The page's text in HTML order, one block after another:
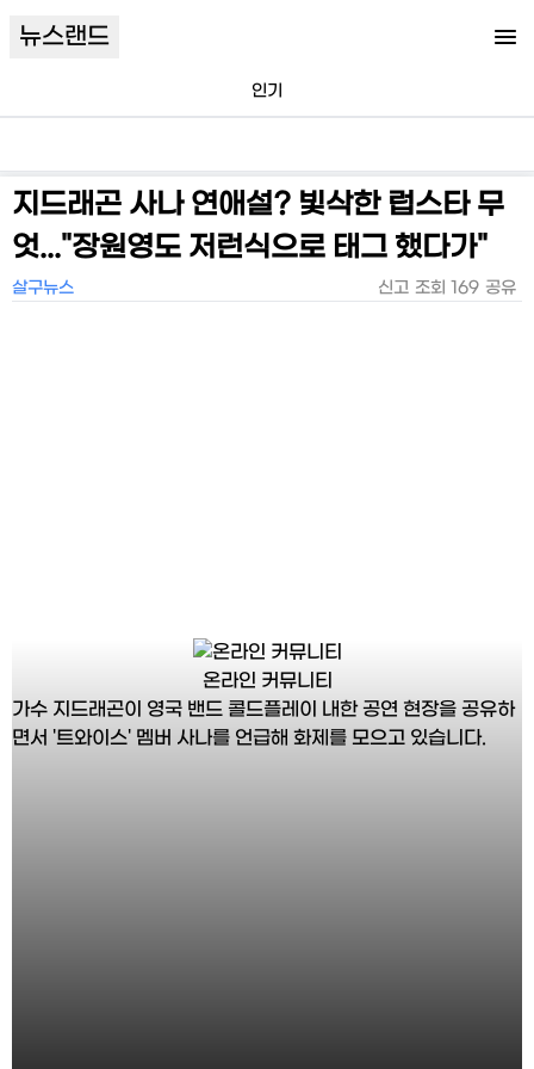
뉴스랜드
인기
지드래곤 사나 연애설? 빛삭한 럽스타 무
엇..."장원영도 저런식으로 태그 했다가"
살구뉴스 신고 조회 169 공유
온라인 커뮤니티
가수 지드래곤이 영국 밴드 콜드플레이 내한 공연 현장을 공유하
면서 '트와이스' 멤버 사나를 언급해 화제를 모으고 있습니다.